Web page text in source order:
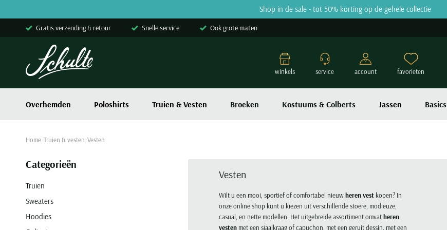
Shop in de sale - tot 50% korting op de gehele collectie
Gratis verzending & retour Snelle service Ook grote maten
Overhemden Poloshirts Truien & Vesten Broeken Kostuums & Colberts Jassen Basics
winkels service account favorieten
Home Truien & vesten Vesten
Vesten
Wilt u een mooi, sportief of comfortabel nieuwheren vest kopen? In
onze online shop kunt u kiezen uit verschillende stoere, modieuze,
casual, en nette modellen. Het uitgebreide assortiment omvatheren
vesten met een sjaalkraag of capuchon, met een geruit dessin, met een
Categorieën
Truien
Sweaters
Hoodies